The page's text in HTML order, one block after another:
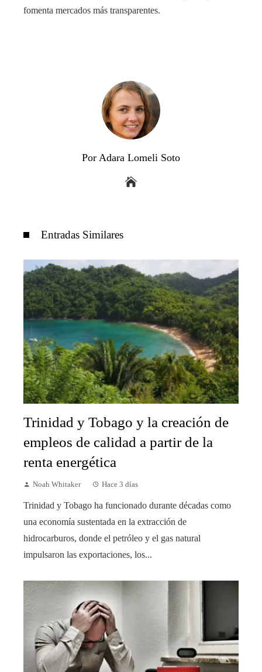
fomenta mercados más transparentes.
Por Adara Lomeli Soto
Entradas Similares
Trinidad y Tobago y la creación de
empleos de calidad a partir de la
renta energética
Noah Whitaker Hace 3 días
Trinidad y Tobago ha funcionado durante décadas como
una economía sustentada en la extracción de
hidrocarburos, donde el petróleo y el gas natural
impulsaron las exportaciones, los...